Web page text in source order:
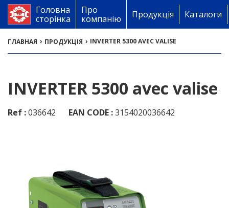
Головна
сторінка
Про
компанію
Продукція Каталоги
ГЛАВНАЯ › ПРОДУКЦІЯ › INVERTER 5300 AVEC VALISE
INVERTER 5300 avec valise
Ref :036642 EAN CODE :3154020036642